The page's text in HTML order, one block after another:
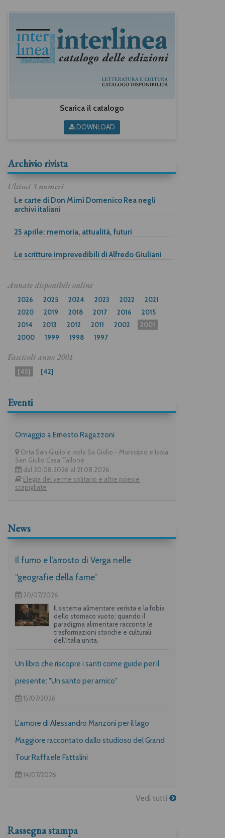
Scarica il catalogo
DOWNLOAD
Archivio rivista
Ultimi 3 numeri
Le carte di Don Mimì Domenico Rea negli
archivi italiani
25 aprile: memoria, attualità, futuri
Le scritture imprevedibili di Alfredo Giuliani
Annate disponibili online
2026 2025 2024 2023 2022
2021
2020
2019 2018 2017 2016
2015
2014
2013 2012 2011 2002
2001
2000
1999 1998 1997
Fascicoli anno2001
[43] [42]
Eventi
Omaggio a Ernesto Ragazzoni
Orta San Giulio e isola Sa Giulio - Municipio e Isola
San Giulio Casa Tallone
dal 20.08.2026 al 21.08.2026
Elegia del verme solitario e altre poesie
scapigliate
News
Il fumo e l’arrosto di Verga nelle
“geografie della fame”
20/07/2026
Il sistema alimentare verista e la fobia
dello stomaco vuoto: quando il
paradigma alimentare racconta le
trasformazioni storiche e culturali
dell’Italia unita.
Un libro che riscopre i santi come guide per il
presente: "Un santo per amico"
15/07/2026
L'amore di Alessandro Manzoni per il lago
Maggiore raccontato dallo studioso del Grand
Tour Raffaele Fattalini
14/07/2026
Vedi tutti
Rassegna stampa